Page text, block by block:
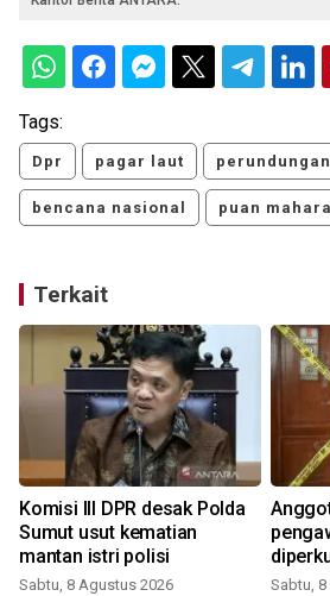
Tags:
Dpr pagar laut perundungan
bencana nasional puan
Terkait
Komisi III DPR desak Polda
Sumut usut kematian
mantan istri polisi
Sabtu, 8 Agustus 2026 Sabtu,